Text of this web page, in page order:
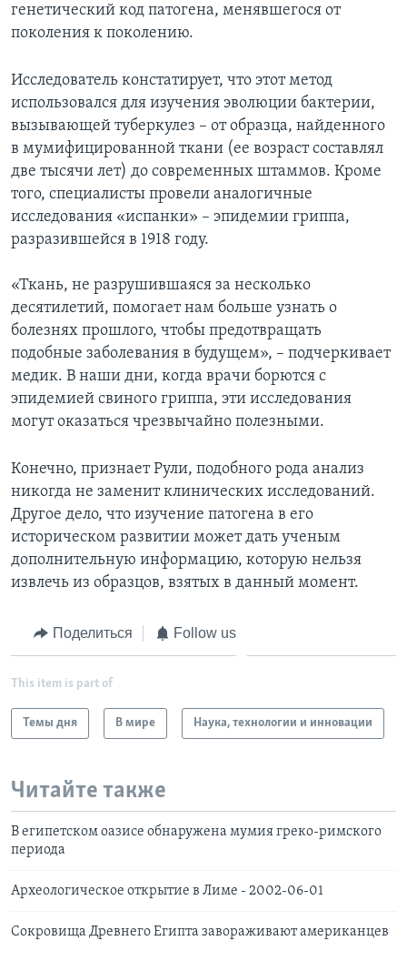
генетический код патогена, менявшегося от
поколения к поколению.
Исследователь констатирует, что этот метод
использовался для изучения эволюции бактерии,
вызывающей туберкулез – от образца, найденного
в мумифицированной ткани (ее возраст составлял
две тысячи лет) до современных штаммов. Кроме
того, специалисты провели аналогичные
исследования «испанки» – эпидемии гриппа,
разразившейся в 1918 году.
«Ткань, не разрушившаяся за несколько
десятилетий, помогает нам больше узнать о
болезнях прошлого, чтобы предотвращать
подобные заболевания в будущем», – подчеркивает
медик. В наши дни, когда врачи борются с
эпидемией свиного гриппа, эти исследования
могут оказаться чрезвычайно полезными.
Конечно, признает Рули, подобного рода анализ
никогда не заменит клинических исследований.
Другое дело, что изучение патогена в его
историческом развитии может дать ученым
дополнительную информацию, которую нельзя
извлечь из образцов, взятых в данный момент.
Поделиться Follow us
This item is part of
Темы дня В мире Наука, технологии и инновации
Читайте также
В египетском оазисе обнаружена мумия греко-римского
периода
Археологическое открытие в Лиме - 2002-06-01
Сокровища Древнего Египта завораживают американцев